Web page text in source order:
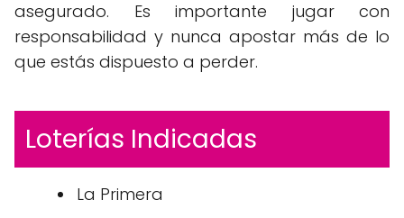
asegurado. Es importante jugar con
responsabilidad y nunca apostar más de lo
que estás dispuesto a perder.
Loterías Indicadas
La Primera